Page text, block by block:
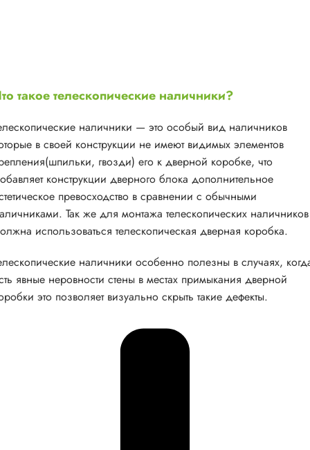
такое телескопические наличники?
наличники — это особый вид наличников
в своей конструкции не имеют видимых элементов
гвозди) его к дверной коробке, что
конструкции дверного блока дополнительное
превосходство в сравнении с обычными
Так же для монтажа телескопических наличников
использоваться телескопическая дверная коробка.
наличники особенно полезны в случаях,
явные неровности стены в местах примыкания дверной
это позволяет визуально скрыть такие дефекты.